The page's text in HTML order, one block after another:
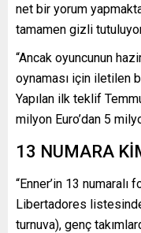
net bir yorum
tamamen gizli
“Ancak oyuncunun
oynaması için iletilen
Yapılan ilk teklif
milyon Euro’dan 5
13 NUMARA
“Enner’in 13
Libertadores
turnuva), genç